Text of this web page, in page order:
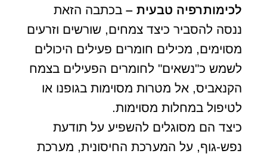
לכימותרפיה טבעית – בכתבה הזאת
ננסה להסביר כיצד צמחים, שורשים וזרעים
מסוימים, מכילים חומרים פעילים היכולים
לשמש כ"נשאים" לחומרים הפעילים בצמח
הקנאביס, אל מטרות מסוימות בגופנו או
לטיפול במחלות מסוימות.
כיצד הם מסוגלים להשפיע על תודעת
נפש-גוף, על המערכת החיסונית, מערכת